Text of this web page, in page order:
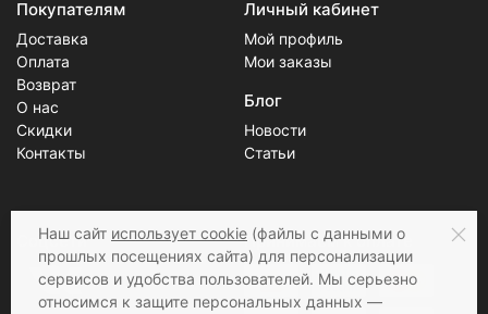
Покупателям
Доставка
Оплата
Возврат
О нас
Скидки
Контакты
Личный кабинет
Мой профиль
Мои заказы
Блог
Новости
Статьи
Соцсети Принимаем к оплате
Наш сайт использует cookie (файлы с данными о
прошлых посещениях сайта) для персонализации
сервисов и удобства пользователей. Мы серьезно
относимся к защите персональных данных —